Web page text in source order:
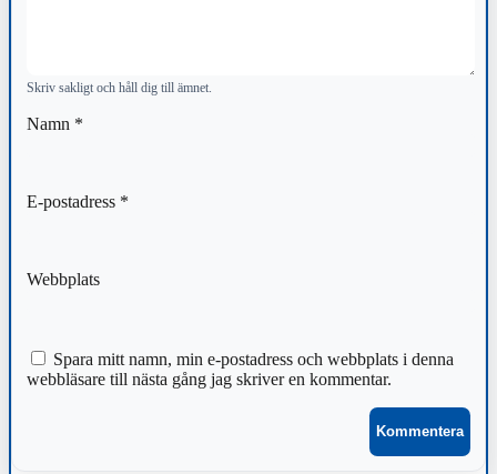
Skriv sakligt och håll dig till ämnet.
Namn *
E-postadress *
Webbplats
Spara mitt namn, min e-postadress och webbplats i denna
webbläsare till nästa gång jag skriver en kommentar.